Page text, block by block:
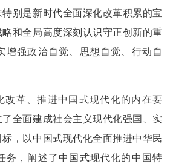
别是新时代全面深化改革积累的宝
和全局高度深刻认识守正创新的重
增强政治自觉、思想自觉、行动自
改革、推进中国式现代化的内在要
全面建成社会主义现代化强国、实
，以中国式现代化全面推进中华民
务，阐述了中国式现代化的中国特